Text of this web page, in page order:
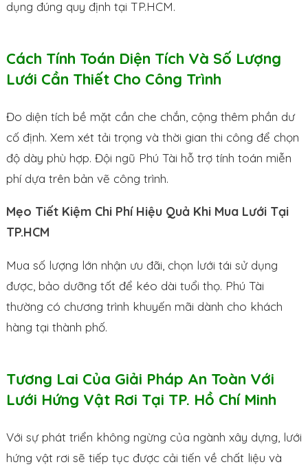
dụng đúng quy định tại TP.HCM.
Cách Tính Toán Diện Tích Và Số Lượng
Lưới Cần Thiết Cho Công Trình
Đo diện tích bề mặt cần che chắn, cộng thêm phần dư
cố định. Xem xét tải trọng và thời gian thi công để chọn
độ dày phù hợp. Đội ngũ Phú Tài hỗ trợ tính toán miễn
phí dựa trên bản vẽ công trình.
Mẹo Tiết Kiệm Chi Phí Hiệu Quả Khi Mua Lưới Tại
TP.HCM
Mua số lượng lớn nhận ưu đãi, chọn lưới tái sử dụng
được, bảo dưỡng tốt để kéo dài tuổi thọ. Phú Tài
thường có chương trình khuyến mãi dành cho khách
hàng tại thành phố.
Tương Lai Của Giải Pháp An Toàn Với
Lưới Hứng Vật Rơi Tại TP. Hồ Chí Minh
Với sự phát triển không ngừng của ngành xây dựng, lưới
hứng vật rơi sẽ tiếp tục được cải tiến về chất liệu và